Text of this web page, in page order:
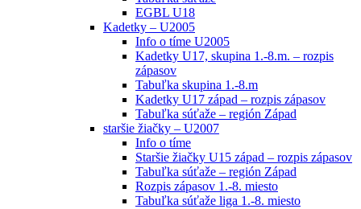
EGBL U18
Kadetky – U2005
Info o tíme U2005
Kadetky U17, skupina 1.-8.m. – rozpis
zápasov
Tabuľka skupina 1.-8.m
Kadetky U17 západ – rozpis zápasov
Tabuľka súťaže – región Západ
staršie žiačky – U2007
Info o tíme
Staršie žiačky U15 západ – rozpis zápasov
Tabuľka súťaže – región Západ
Rozpis zápasov 1.-8. miesto
Tabuľka súťaže liga 1.-8. miesto